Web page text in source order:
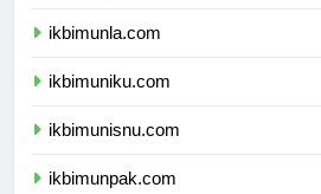
ikbimunla.com
ikbimuniku.com
ikbimunisnu.com
ikbimunpak.com